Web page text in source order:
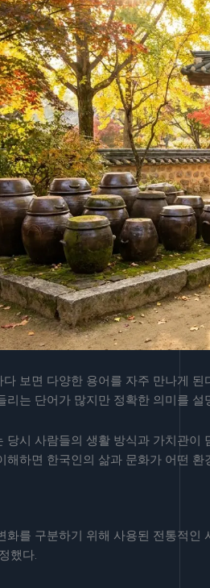
보면 다양한 용어를 자주 만나게
리는 단어가 많지만 정확한 의미를 설
당시 사람들의 생활 방식과 가치관이
해하면 한국인의 삶과 문화가 어떤
화를 구분하기 위해 사용된 전통적인
했다.